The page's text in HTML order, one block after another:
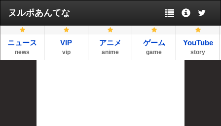
ヌルポあんてな
ニュース
news
VIP
vip
アニメ
anime
ゲーム
game
YouTube
story